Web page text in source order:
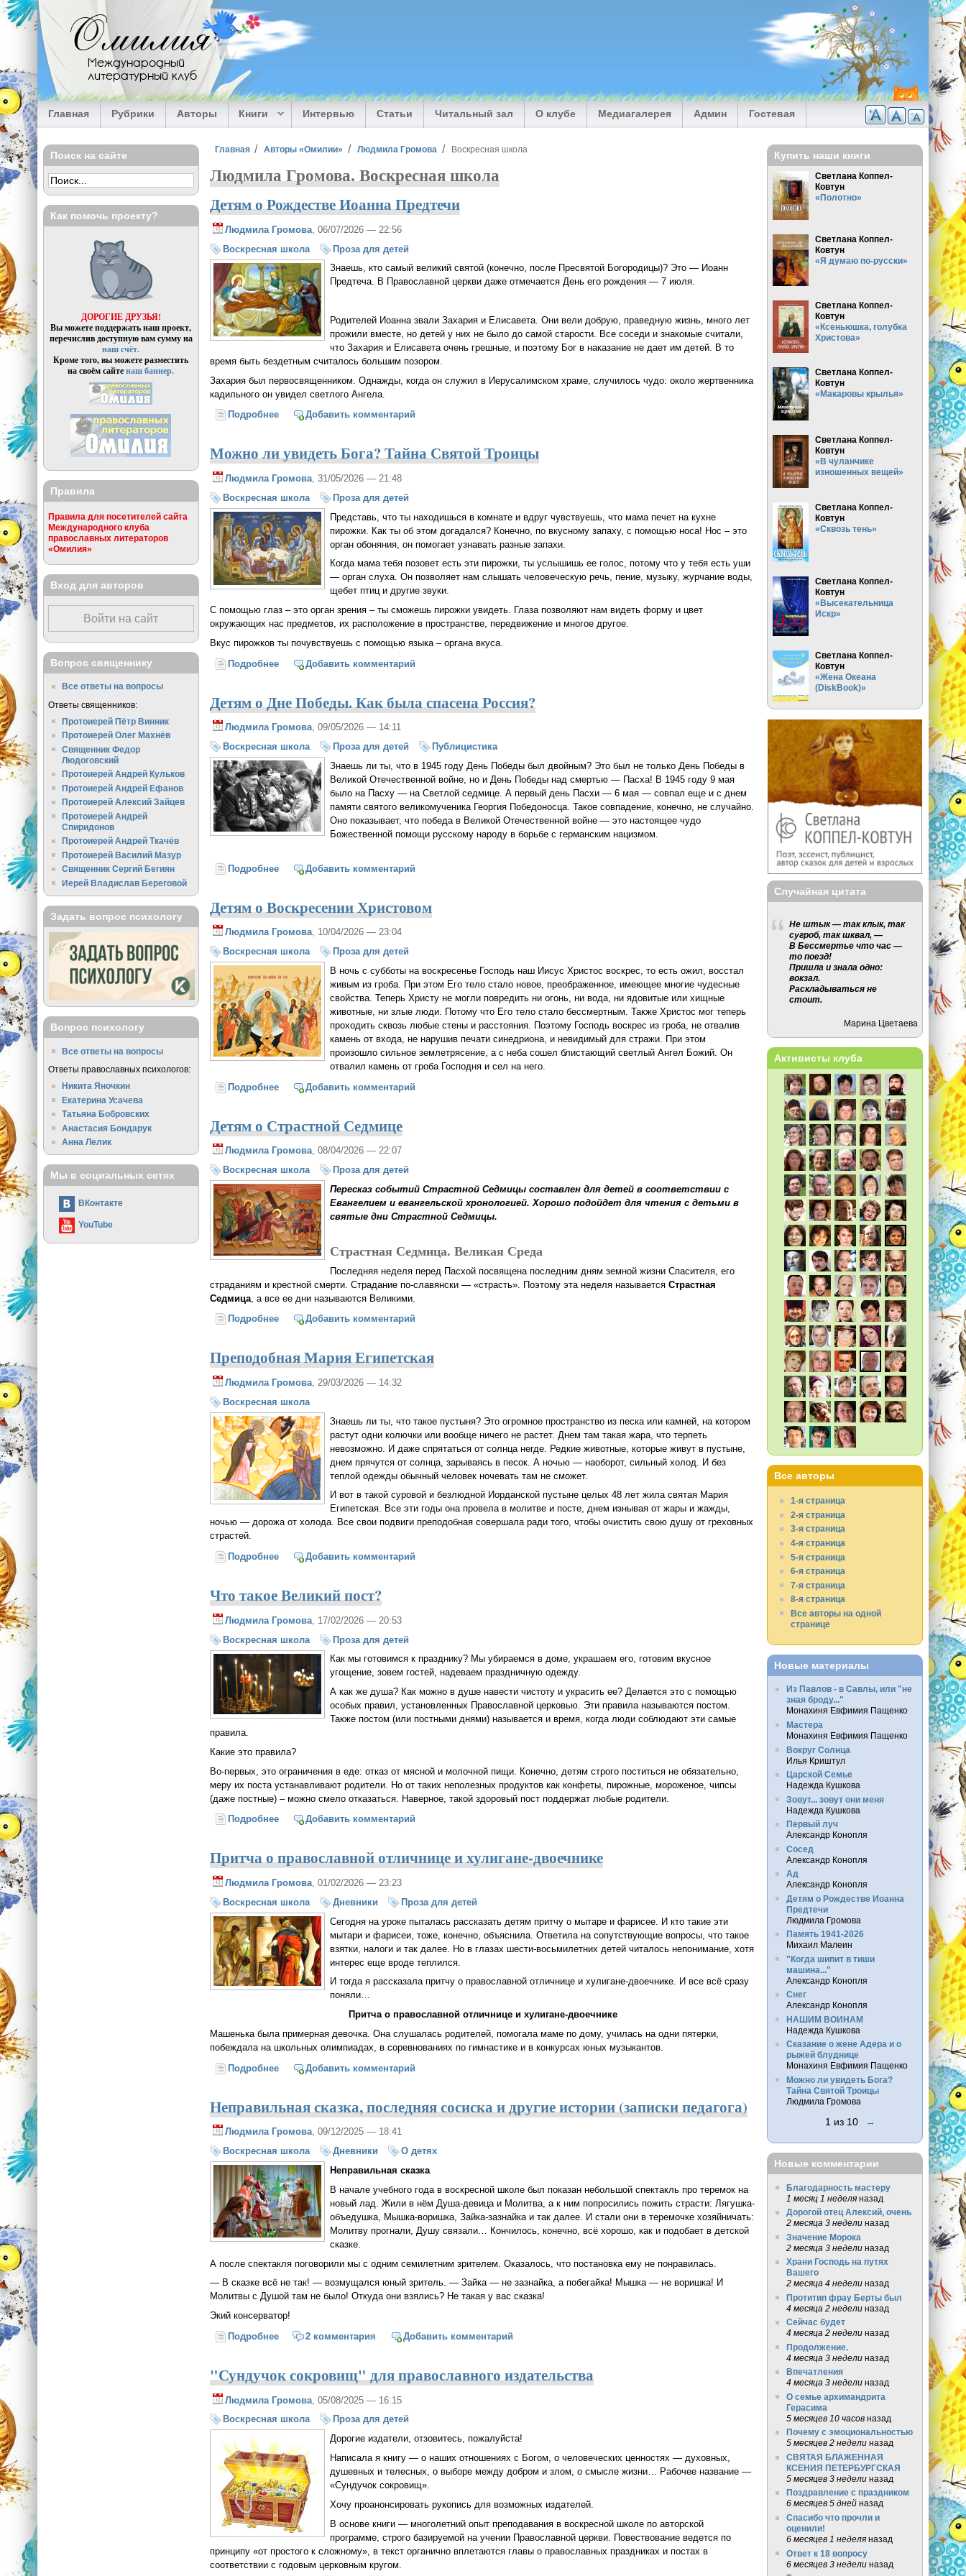
Перейти к основному содержанию
Омилия
Международный
литературный клуб
Главная Рубрики Авторы Книги Интервью Статьи Читальный зал О клубе Медиагалерея Админ Гостевая
Вы здесь
Главная Авторы «Омилии» Людмила Громова Воскресная школа
Людмила Громова. Воскресная школа
Детям о Рождестве Иоанна Предтечи
Людмила Громова , 06/07/2026 — 22:56
Воскресная школа
Проза для детей
Знаешь, кто самый великий святой (конечно, после Пресвятой Богородицы)? Это — Иоанн
Предтеча. В Православной церкви даже отмечается День его рождения — 7 июля.
Родителей Иоанна звали Захария и Елисавета. Они вели добрую, праведную жизнь, много лет
прожили вместе, но детей у них не было до самой старости. Все соседи и знакомые считали,
что Захария и Елисавета очень грешные, и поэтому Бог в наказание не дает им детей. В то
время быть бездетным считалось большим позором.
Захария был первосвященником. Однажды, когда он служил в Иерусалимском храме, случилось чудо: около жертвенника
кадильного он увидел светлого Ангела.
Подробнеео Детям о Рождестве Иоанна Предтечи
Добавить комментарий
Можно ли увидеть Бога? Тайна Святой Троицы
Людмила Громова, 31/05/2026 — 21:48
Воскресная школа
Проза для детей
Представь, что ты находишься в комнате и вдруг чувствуешь, что мама печет на кухне
пирожки. Как ты об этом догадался? Конечно, по вкусному запаху, с помощью носа! Нос – это
орган обоняния, он помогает узнавать разные запахи.
Когда мама тебя позовет есть эти пирожки, ты услышишь ее голос, потому что у тебя есть уши
— орган слуха. Он позволяет нам слышать человеческую речь, пение, музыку, журчание воды,
щебет птиц и другие звуки.
С помощью глаз – это орган зрения – ты сможешь пирожки увидеть. Глаза позволяют нам видеть форму и цвет
окружающих нас предметов, их расположение в пространстве, передвижение и многое другое.
Вкус пирожков ты почувствуешь с помощью языка – органа вкуса.
Подробнеео Можно ли увидеть Бога? Тайна Святой Троицы
Добавить комментарий
Детям о Дне Победы. Как была спасена Россия?
Людмила Громова, 09/05/2026 — 14:11
Воскресная школа
Проза для детей
Публицистика
Знаешь ли ты, что в 1945 году День Победы был двойным? Это был не только День Победы в
Великой Отечественной войне, но и День Победы над смертью — Пасха! В 1945 году 9 мая
было на Пасху — на Светлой седмице. А первый день Пасхи — 6 мая — совпал еще и с днем
памяти святого великомученика Георгия Победоносца. Такое совпадение, конечно, не случайно.
Оно показывает, что победа в Великой Отечественной войне — это настоящее чудо
Божественной помощи русскому народу в борьбе с германским нацизмом.
Подробнеео Детям о Дне Победы. Как была спасена Россия?
Добавить комментарий
Детям о Воскресении Христовом
Людмила Громова, 10/04/2026 — 23:04
Воскресная школа
Проза для детей
В ночь с субботы на воскресенье Господь наш Иисус Христос воскрес, то есть ожил, восстал
живым из гроба. При этом Его тело стало новое, преображенное, имеющее многие чудесные
свойства. Теперь Христу не могли повредить ни огонь, ни вода, ни ядовитые или хищные
животные, ни злые люди. Потому что Его тело стало бессмертным. Также Христос мог теперь
проходить сквозь любые стены и расстояния. Поэтому Господь воскрес из гроба, не отвалив
камень от входа, не нарушив печати синедриона, и невидимый для стражи. При этом
произошло сильное землетрясение, а с неба сошел блистающий светлый Ангел Божий. Он
отвалил камень от гроба Господня и сел на него.
Подробнеео Детям о Воскресении Христовом
Добавить комментарий
Детям о Страстной Седмице
Людмила Громова, 08/04/2026 — 22:07
Воскресная школа
Проза для детей
Пересказ событий Страстной Седмицы составлен для детей в соответствии с
Евангелием и евангельской хронологией. Хорошо подойдет для чтения с детьми в
святые дни Страстной Седмицы.
Страстная Седмица. Великая Среда
Последняя неделя перед Пасхой посвящена последним дням земной жизни Спасителя, его
страданиям и крестной смерти. Страдание по-славянски — «страсть». Поэтому эта неделя называетсяСтрастная
Седмица , а все ее дни называются Великими.
Подробнеео Детям о Страстной Седмице
Добавить комментарий
Преподобная Мария Египетская
Людмила Громова, 29/03/2026 — 14:32
Воскресная школа
Знаешь ли ты, что такое пустыня? Это огромное пространство из песка или камней, на котором
растут одни колючки или вообще ничего не растет. Днем там такая жара, что терпеть
невозможно. И даже спрятаться от солнца негде. Редкие животные, которые живут в пустыне,
днем прячутся от солнца, зарываясь в песок. А ночью — наоборот, сильный холод. И без
теплой одежды обычный человек ночевать там не сможет.
И вот в такой суровой и безлюдной Иорданской пустыне целых 48 лет жила святая Мария
Египетская. Все эти годы она провела в молитве и посте, днем изнывая от жары и жажды,
ночью — дорожа от холода. Все свои подвиги преподобная совершала ради того, чтобы очистить свою душу от греховных
страстей.
Подробнеео Преподобная Мария Египетская
Добавить комментарий
Что такое Великий пост?
Людмила Громова , 17/02/2026 — 20:53
Воскресная школа
Проза для детей
Как мы готовимся к празднику? Мы убираемся в доме, украшаем его, готовим вкусное
угощение, зовем гостей, надеваем праздничную одежду.
А как же душа? Как можно в душе навести чистоту и украсить ее? Делается это с помощью
особых правил, установленных Православной церковью. Эти правила называются постом.
Также постом (или постными днями) называется и время, когда люди соблюдают эти самые
правила.
Какие это правила?
Во-первых, это ограничения в еде: отказ от мясной и молочной пищи. Конечно, детям строго поститься не обязательно,
меру их поста устанавливают родители. Но от таких неполезных продуктов как конфеты, пирожные, мороженое, чипсы
(даже постные) – можно смело отказаться. Наверное, такой здоровый пост поддержат любые родители.
Подробнеео Что такое Великий пост?
Добавить комментарий
Притча о православной отличнице и хулигане-двоечнике
Людмила Громова, 01/02/2026 — 23:23
Воскресная школа
Дневники
Проза для детей
Сегодня на уроке пыталась рассказать детям притчу о мытаре и фарисее. И кто такие эти
мытари и фарисеи, тоже, конечно, объяснила. Ответила на сопутствующие вопросы, что такое
взятки, налоги и так далее. Но в глазах шести-восьмилетних детей читалось непонимание, хотя
интерес еще вроде теплился.
И тогда я рассказала притчу о православной отличнице и хулигане-двоечнике. И все всё сразу
поняли…
Притча о православной отличнице и хулигане-двоечнике
Машенька была примерная девочка. Она слушалась родителей, помогала маме по дому, училась на одни пятерки,
побеждала на школьных олимпиадах, в соревнованиях по гимнастике и в конкурсах юных музыкантов.
Подробнеео Притча о православной отличнице и хулигане-двоечнике
Добавить комментарий
Неправильная сказка, последняя сосиска и другие истории (записки педагога)
Людмила Громова, 09/12/2025 — 18:41
Воскресная школа
Дневники
О детях
Неправильная сказка
В начале учебного года в воскресной школе был показан небольшой спектакль про теремок на
новый лад. Жили в нём Душа-девица и Молитва, а к ним попросились пожить страсти: Лягушка-
объедушка, Мышка-воришка, Зайка-зазнайка и так далее. И стали они в теремочке хозяйничать:
Молитву прогнали, Душу связали… Кончилось, конечно, всё хорошо, как и подобает в детской
сказке.
А после спектакля поговорили мы с одним семилетним зрителем. Оказалось, что постановка ему не понравилась.
— В сказке всё не так! — возмущался юный зритель. — Зайка — не зазнайка, а побегайка! Мышка — не воришка! И
Молитвы с Душой там не было! Откуда они взялись? Не такая у вас сказка!
Экий консерватор!
Подробнеео Неправильная сказка, последняя сосиска и другие истории (записки педагога)
2 комментария Добавить комментарий
"Сундучок сокровищ" для православного издательства
Людмила Громова , 05/08/2025 — 16:15
Воскресная школа
Проза для детей
Дорогие издатели, отзовитесь, пожалуйста!
Написала я книгу — о наших отношениях с Богом, о человеческих ценностях — духовных,
душевных и телесных, о выборе между добром и злом, о смысле жизни… Рабочее название —
«Сундучок сокровищ».
Хочу проанонсировать рукопись для возможных издателей.
В основе книги — многолетний опыт преподавания в воскресной школе по авторской
программе, строго базируемой на учении Православной церкви. Повествование ведется по
принципу «от простого к сложному», в текст органично вплетаются главы о православных праздниках и постах в
соответствии с годовым церковным кругом.
Поиск на сайте
Как помочь проекту?
ДОРОГИЕ ДРУЗЬЯ!
Вы можете поддержать наш проект,
перечислив доступную вам сумму на
наш счёт.
Кроме того, вы можете разместить
на своём сайтенаш баннер.
Правила
Правила для посетителей сайта
Международного клуба
православных литераторов
«Омилия»
Вход для авторов
Войти на сайт
Вопрос священнику
Все ответы на вопросы
Ответы священников:
Протоиерей Пётр Винник
Протоиерей Олег Махнёв
Священник Федор
Людоговский
Протоиерей Андрей Кульков
Протоиерей Андрей Ефанов
Протоиерей Алексий Зайцев
Протоиерей Андрей
Спиридонов
Протоиерей Андрей Ткачёв
Протоиерей Василий Мазур
Священник Сергий Бегиян
Иерей Владислав Береговой
Задать вопрос психологу
Вопрос психологу
Все ответы на вопросы
Ответы православных психологов:
Никита Яночкин
Екатерина Усачева
Татьяна Бобровских
Анастасия Бондарук
Анна Лелик
Мы в социальных сетях
ВКонтакте
YouTube
Купить наши книги
Светлана Коппел-
Ковтун
«Полотно»
Светлана Коппел-
Ковтун
«Я думаю по-русски»
Светлана Коппел-
Ковтун
«Ксеньюшка, голубка
Христова»
Светлана Коппел-
Ковтун
«Макаровы крылья»
Светлана Коппел-
Ковтун
«В чуланчике
изношенных вещей»
Светлана Коппел-
Ковтун
«Сквозь тень»
Светлана Коппел-
Ковтун
«Высекательница
Искр»
Светлана Коппел-
Ковтун
«Жена Океана
(DiskBook)»
Случайная цитата
Не штык — так клык, так
сугроб, так шквал, —
В Бессмертье что час —
то поезд!
Пришла и знала одно:
вокзал.
Раскладываться не
стоит.
Марина Цветаева
Активисты клуба
Все авторы
1-я страница
2-я страница
3-я страница
4-я страница
5-я страница
6-я страница
7-я страница
8-я страница
Все авторы на одной
странице
Новые материалы
Из Павлов - в Савлы, или "не
зная броду..."
Монахиня Евфимия Пащенко
Мастера
Монахиня Евфимия Пащенко
Вокруг Солнца
Илья Криштул
Царской Семье
Надежда Кушкова
Зовут... зовут они меня
Надежда Кушкова
Первый луч
Александр Конопля
Сосед
Александр Конопля
Ад
Александр Конопля
Детям о Рождестве Иоанна
Предтечи
Людмила Громова
Память 1941-2026
Михаил Малеин
"Когда шипит в тиши
машина..."
Александр Конопля
Снег
Александр Конопля
НАШИМ ВОИНАМ
Надежда Кушкова
Сказание о жене Адера и о
рыжей блуднице
Монахиня Евфимия Пащенко
Можно ли увидеть Бога?
Тайна Святой Троицы
Людмила Громова
1 из 10 →
Новые комментарии
Благодарность мастеру
1 месяц 1 неделяназад
Дорогой отец Алексий, очень
2 месяца 3 неделиназад
Значение Морока
2 месяца 3 неделиназад
Храни Господь на путях
Вашего
2 месяца 4 неделиназад
Протитип фрау Берты был
4 месяца 2 неделиназад
Сейчас будет
4 месяца 2 неделиназад
Продолжение.
4 месяца 3 неделиназад
Впечатления
4 месяца 3 неделиназад
О семье архимандрита
Герасима
5 месяцев 10 часовназад
Почему с эмоциональностью
5 месяцев 2 неделиназад
СВЯТАЯ БЛАЖЕННАЯ
КСЕНИЯ ПЕТЕРБУРГСКАЯ
5 месяцев 3 неделиназад
Поздравление с праздником
6 месяцев 5 днейназад
Спасибо что прочли и
оценили!
6 месяцев 1 неделяназад
Ответ к 18 вопросу
6 месяцев 3 неделиназад